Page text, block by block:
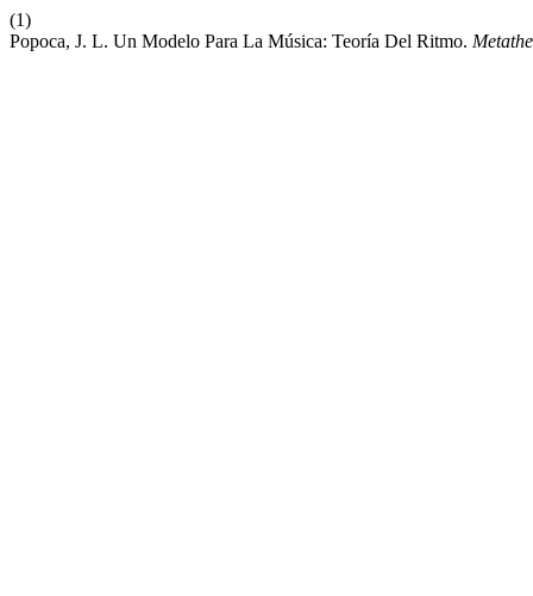
(1)
Popoca, J. L. Un Modelo Para La Música: Teoría Del Ritmo.